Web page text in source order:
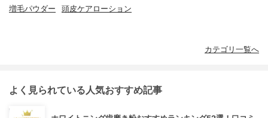
増毛パウダー 頭皮ケアローション
カテゴリ一覧へ
よく見られている人気おすすめ記事